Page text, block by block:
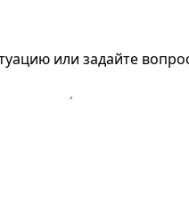
или задайте